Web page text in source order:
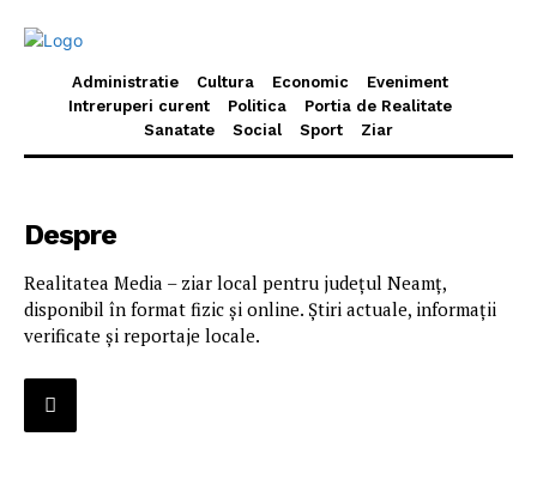
Administratie Cultura Economic
Eveniment
Intreruperi curent
Politica
Portia de Realitate
Sanatate
Social Sport Ziar
Despre
Realitatea Media – ziar local pentru județul Neamț,
disponibil în format fizic și online. Știri actuale, informații
verificate și reportaje locale.